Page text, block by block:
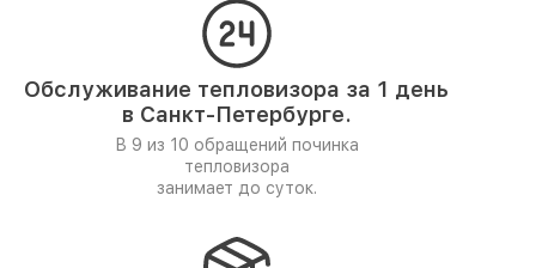
Обслуживание тепловизора за 1 день
в Санкт-Петербурге.
В 9 из 10 обращений починка
тепловизора
занимает до суток.